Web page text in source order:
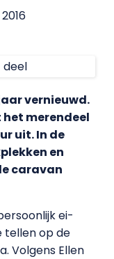
deel
vernieuwd.
merendeel
uit. In de
en
caravan
ei-
tellen op de
Volgens Ellen